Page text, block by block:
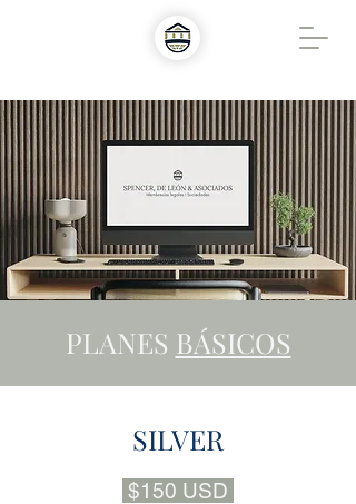
PLANES BÁSICOS
SILVER
$150 USD